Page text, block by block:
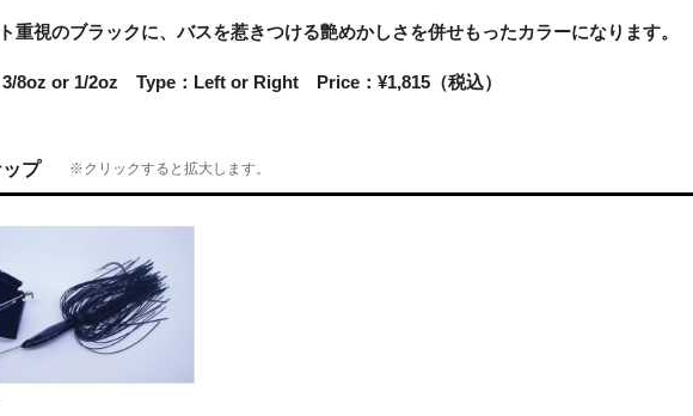
重視のブラックに、バスを惹きつける艶めかしさを併せもったカラーになります。
8oz or 1/2oz Type：Left or Right Price：¥1,815（税込）
プ ※クリックすると拡大します。